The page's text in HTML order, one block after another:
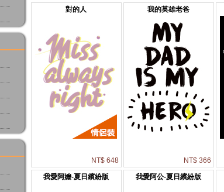
對的人
NT$ 648
我的英雄老爸
NT$ 366
我愛阿嬤-夏日繽紛版
我愛阿公-夏日繽紛版